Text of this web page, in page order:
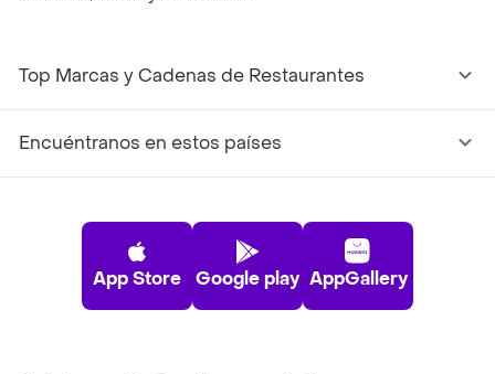
Top Marcas y Cadenas de Restaurantes
Encuéntranos en estos países
App Store Google play AppGallery